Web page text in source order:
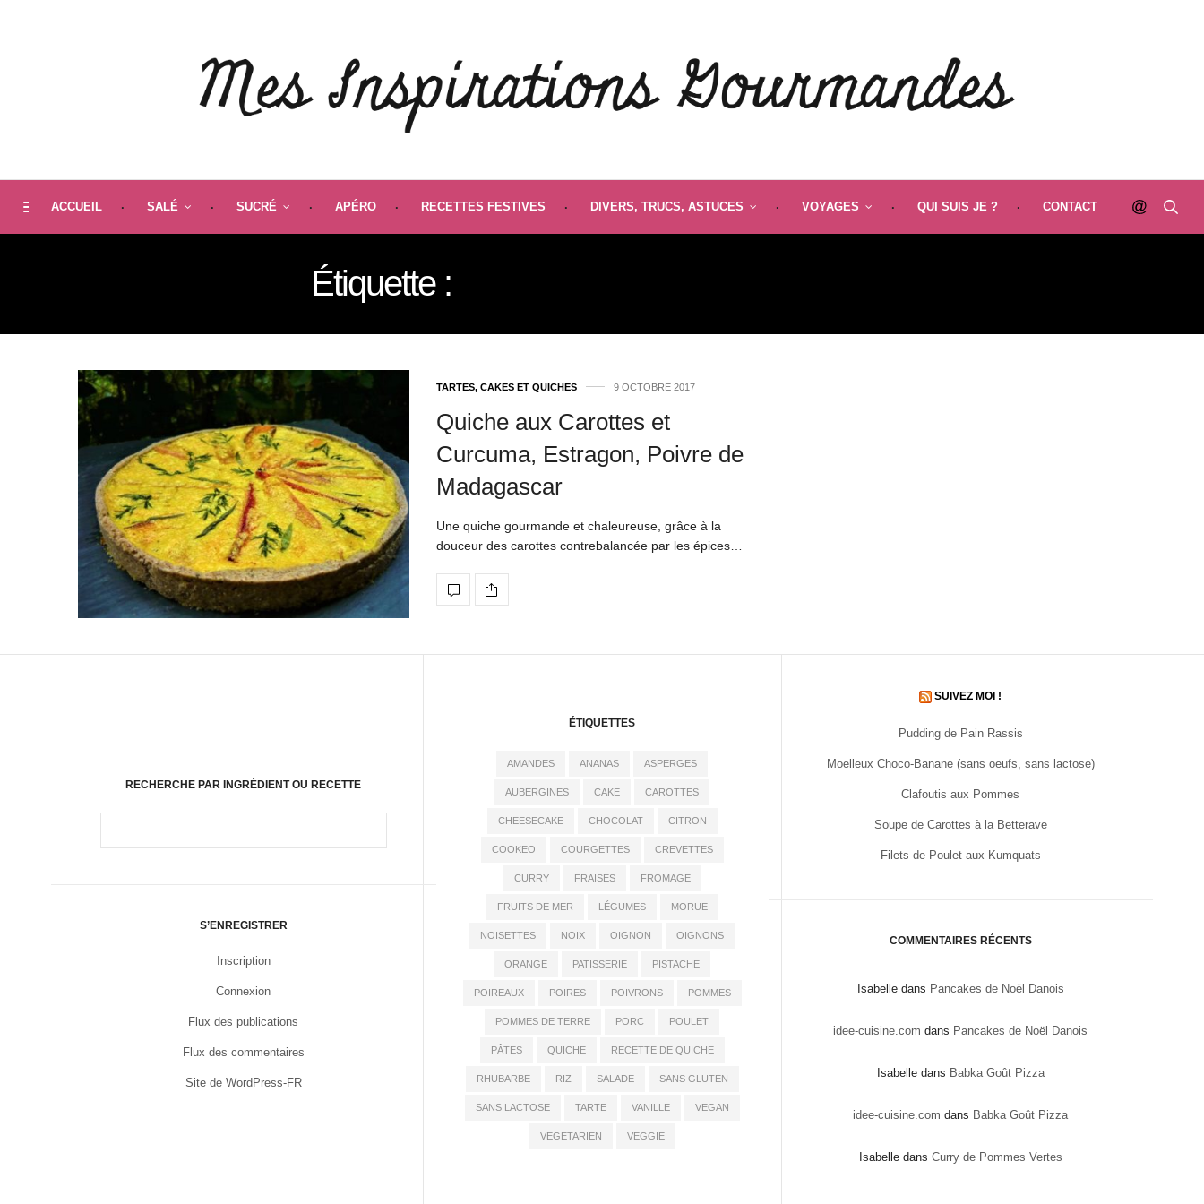
ACCUEIL SALÉ SUCRÉ APÉRO RECETTES FESTIVES DIVERS, TRUCS, ASTUCES VOYAGES QUI SUIS JE ? CONTACT
Étiquette :
TARTES, CAKES ET QUICHES 9 OCTOBRE 2017
Quiche aux Carottes et
Curcuma, Estragon, Poivre de
Madagascar
Une quiche gourmande et chaleureuse, grâce à la
douceur des carottes contrebalancée par les épices…
RECHERCHE PAR INGRÉDIENT OU RECETTE
S’ENREGISTRER
Inscription
Connexion
Flux des publications
Flux des commentaires
Site de WordPress-FR
ÉTIQUETTES
AMANDES ANANAS ASPERGES
AUBERGINES CAKE CAROTTES
CHEESECAKE CHOCOLAT CITRON
COOKEO COURGETTES CREVETTES
CURRY FRAISES FROMAGE
FRUITS DE MER LÉGUMES MORUE
NOISETTES NOIX OIGNON OIGNONS
ORANGE PATISSERIE PISTACHE
POIREAUX POIRES POIVRONS POMMES
POMMES DE TERRE PORC POULET
PÂTES QUICHE RECETTE DE QUICHE
RHUBARBE RIZ SALADE SANS GLUTEN
SANS LACTOSE TARTE VANILLE VEGAN
VEGETARIEN VEGGIE
SUIVEZ MOI !
Pudding de Pain Rassis
Moelleux Choco-Banane (sans oeufs, sans lactose)
Clafoutis aux Pommes
Soupe de Carottes à la Betterave
Filets de Poulet aux Kumquats
COMMENTAIRES RÉCENTS
Isabelledans Pancakes de Noël Danois
idee-cuisine.com dans Pancakes de Noël Danois
Isabelledans Babka Goût Pizza
idee-cuisine.com dans Babka Goût Pizza
Isabelledans Curry de Pommes Vertes